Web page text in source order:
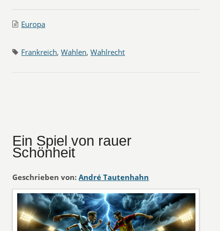
Europa
Frankreich,Wahlen,Wahlrecht
Ein Spiel von rauer
Schönheit
Geschrieben von: André Tautenhahn